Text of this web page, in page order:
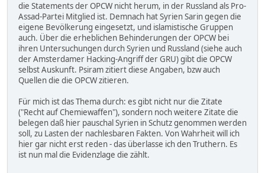
die Statements der OPCW nicht herum, in der Russland als Pro-
Assad-Partei Mitglied ist. Demnach hat Syrien Sarin gegen die
eigene Bevölkerung eingesetzt, und islamistische Gruppen
auch. Über die erheblichen Behinderungen der OPCW bei
ihren Untersuchungen durch Syrien und Russland (siehe auch
der Amsterdamer Hacking-Angriff der GRU) gibt die OPCW
selbst Auskunft. Psiram zitiert diese Angaben, bzw auch
Quellen die die OPCW zitieren.
Für mich ist das Thema durch: es gibt nicht nur die Zitate
("Recht auf Chemiewaffen"), sondern noch weitere Zitate die
belegen daß hier pauschal Syrien in Schutz genommen werden
soll, zu Lasten der nachlesbaren Fakten. Von Wahrheit will ich
hier gar nicht erst reden - das überlasse ich den Truthern. Es
ist nun mal die Evidenzlage die zählt.